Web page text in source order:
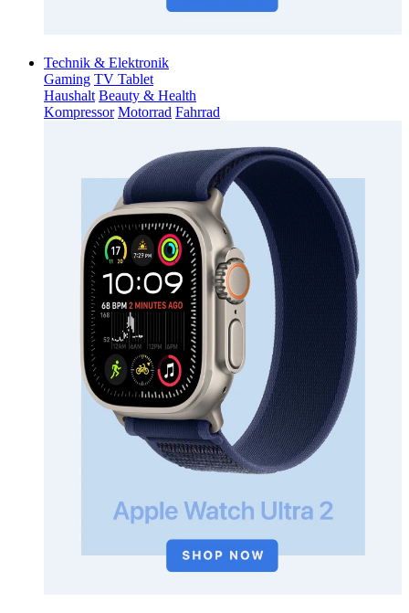
Technik & Elektronik
Gaming TV Tablet
Haushalt Beauty & Health
Kompressor Motorrad Fahrrad